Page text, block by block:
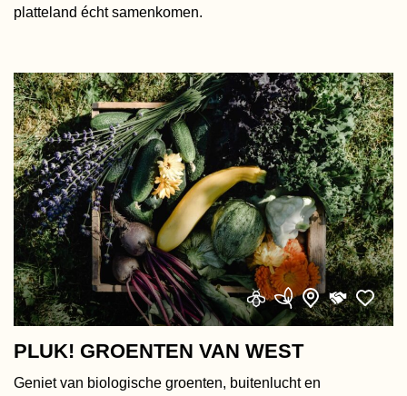
platteland écht samenkomen.
PLUK! GROENTEN VAN WEST
Geniet van biologische groenten, buitenlucht en